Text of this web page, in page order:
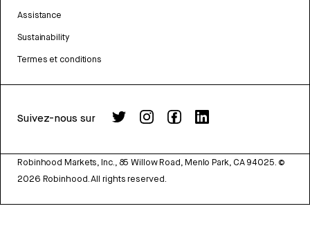
Assistance
Sustainability
Termes et conditions
Suivez-nous sur
Robinhood Markets, Inc., 85 Willow Road, Menlo Park, CA 94025. ©
2026 Robinhood. All rights reserved.